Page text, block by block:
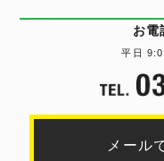
お電
平日
メール